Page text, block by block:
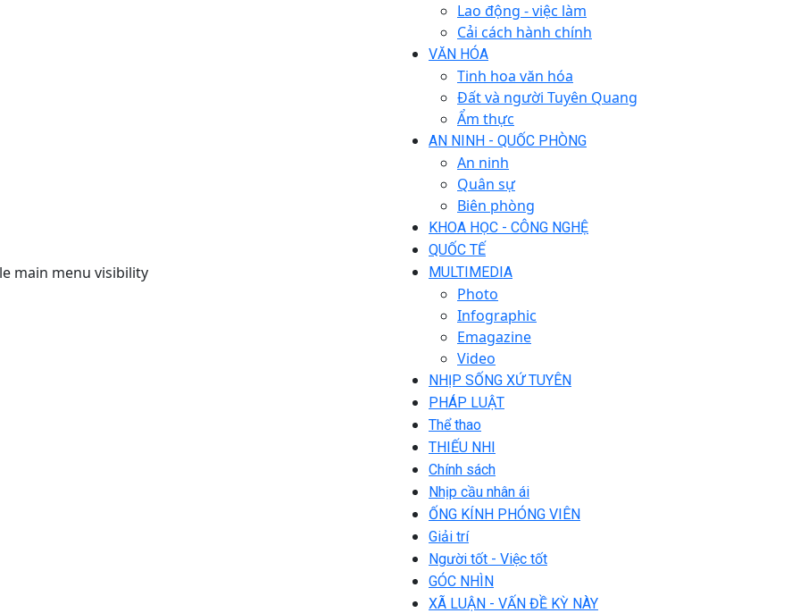
main menu visibility
Lao động - việc làm
Cải cách hành chính
VĂN HÓA
Tinh hoa văn hóa
Đất và người Tuyên Quang
Ẩm thực
AN NINH - QUỐC PHÒNG
An ninh
Quân sự
Biên phòng
KHOA HỌC - CÔNG NGHỆ
QUỐC TẾ
MULTIMEDIA
Photo
Infographic
Emagazine
Video
NHỊP SỐNG XỨ TUYÊN
PHÁP LUẬT
Thể thao
THIẾU NHI
Chính sách
Nhịp cầu nhân ái
ỐNG KÍNH PHÓNG VIÊN
Giải trí
Người tốt - Việc tốt
GÓC NHÌN
XÃ LUẬN - VẤN ĐỀ KỲ NÀY